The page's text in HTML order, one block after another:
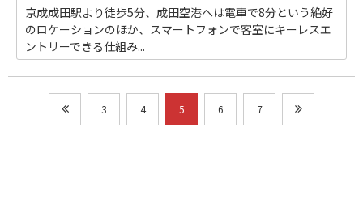
京成成田駅より徒歩5分、成田空港へは電車で8分という絶好
のロケーションのほか、スマートフォンで客室にキーレスエ
ントリーできる仕組み...
3 4 5 6 7